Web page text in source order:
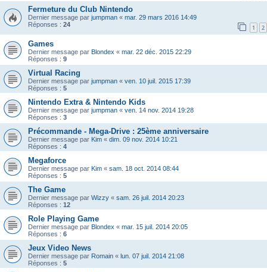
Fermeture du Club Nintendo
Dernier message par jumpman « mar. 29 mars 2016 14:49
Réponses : 24 1 2
Games
Dernier message par Blondex « mar. 22 déc. 2015 22:29
Réponses : 9
Virtual Racing
Dernier message par jumpman « ven. 10 juil. 2015 17:39
Réponses : 5
Nintendo Extra & Nintendo Kids
Dernier message par jumpman « ven. 14 nov. 2014 19:28
Réponses : 3
Précommande - Mega-Drive : 25ème anniversaire
Dernier message par Kim « dim. 09 nov. 2014 10:21
Réponses : 4
Megaforce
Dernier message par Kim « sam. 18 oct. 2014 08:44
Réponses : 5
The Game
Dernier message par Wizzy « sam. 26 juil. 2014 20:23
Réponses : 12
Role Playing Game
Dernier message par Blondex « mar. 15 juil. 2014 20:05
Réponses : 6
Jeux Video News
Dernier message par Romain « lun. 07 juil. 2014 21:08
Réponses : 5